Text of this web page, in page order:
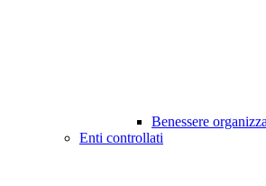
Benessere
Enti controllati